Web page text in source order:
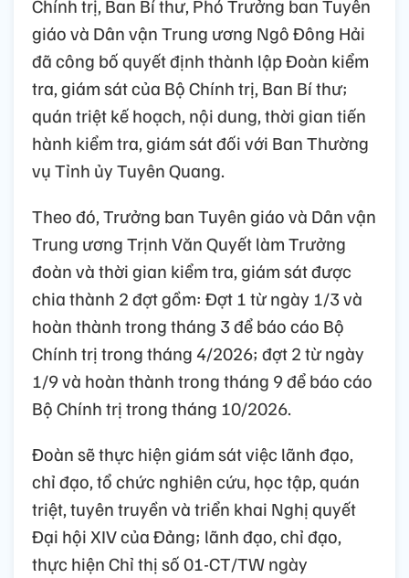
Chính trị, Ban Bí thư, Phó Trưởng ban Tuyên
giáo và Dân vận Trung ương Ngô Đông Hải
đã công bố quyết định thành lập Đoàn kiểm
tra, giám sát của Bộ Chính trị, Ban Bí thư;
quán triệt kế hoạch, nội dung, thời gian tiến
hành kiểm tra, giám sát đối với Ban Thường
vụ Tỉnh ủy Tuyên Quang.
Theo đó, Trưởng ban Tuyên giáo và Dân vận
Trung ương Trịnh Văn Quyết làm Trưởng
đoàn và thời gian kiểm tra, giám sát được
chia thành 2 đợt gồm: Đợt 1 từ ngày 1/3 và
hoàn thành trong tháng 3 để báo cáo Bộ
Chính trị trong tháng 4/2026; đợt 2 từ ngày
1/9 và hoàn thành trong tháng 9 để báo cáo
Bộ Chính trị trong tháng 10/2026.
Đoàn sẽ thực hiện giám sát việc lãnh đạo,
chỉ đạo, tổ chức nghiên cứu, học tập, quán
triệt, tuyên truyền và triển khai Nghị quyết
Đại hội XIV của Đảng; lãnh đạo, chỉ đạo,
thực hiện Chỉ thị số 01-CT/TW ngày